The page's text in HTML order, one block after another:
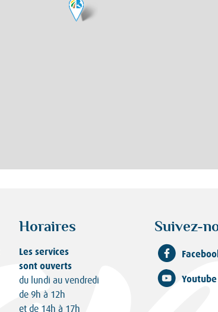
Horaires
Les services
sont ouverts
du lundi au vendredi
de 9h à 12h
et de 14h à 17h
Suivez-
Youtube